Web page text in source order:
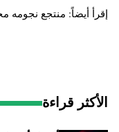
إقرأ أيضاً: منتجع نجومه
الأكثر قراءة